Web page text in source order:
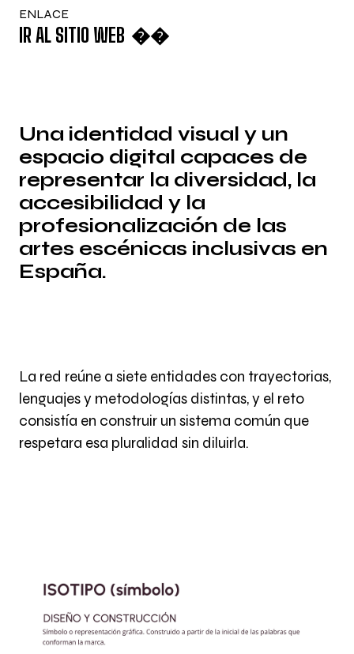
ENLACE
R AL S T O WEB 
Una identidad visual y un
espacio digital capaces de
representar la diversidad, la
accesibilidad y la
profesionalización de las
artes escénicas inclusivas en
España.
La red reúne a siete entidades con trayectorias,
lenguajesy metodologías distintas,y el reto
consistía en construir un sistema común que
respetara esa pluralidad sin diluirla.